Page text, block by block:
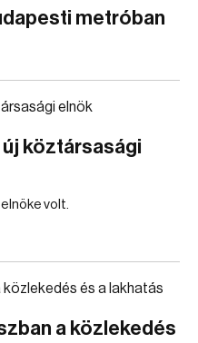
metróban
új köztársasági
volt.
a közlekedés